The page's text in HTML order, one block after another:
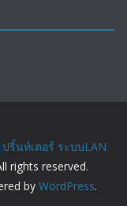
นท์เตอร์ ระบบLAN
rights reserved.
by WordPress.